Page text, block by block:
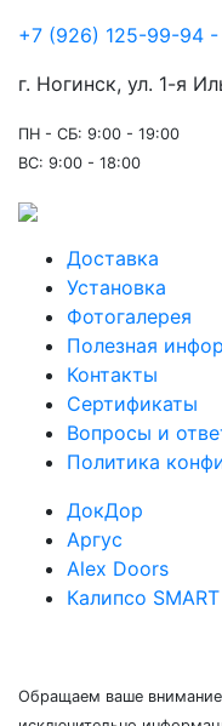
+7 (926) 125-99-94
г. Ногинск, ул. 1-я
ПН - СБ: 9:00 - 19:00
ВС: 9:00 - 18:00
Доставка
Установка
Фотогалерея
Полезная
Контакты
Сертификаты
Вопросы и
Политика
ДокДор
Аргус
Alex Doors
Калипсо
Обращаем ваше внимание